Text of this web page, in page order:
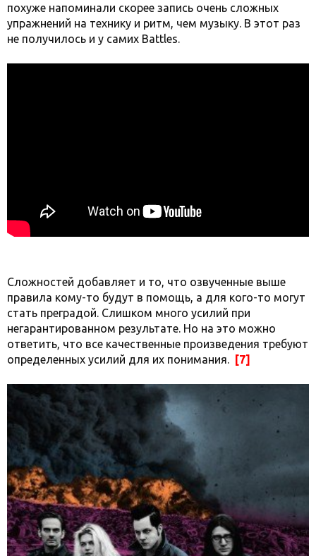
похуже напоминали скорее запись очень сложных
упражнений на технику и ритм, чем музыку. В этот раз
не получилось и у самих Battles.
Сложностей добавляет и то, что озвученные выше
правила кому-то будут в помощь, а для кого-то могут
стать преградой. Слишком много усилий при
негарантированном результате. Но на это можно
ответить, что все качественные произведения требуют
определенных усилий для их понимания.
[7]